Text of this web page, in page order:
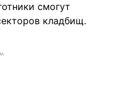
смогут
кладбищ.